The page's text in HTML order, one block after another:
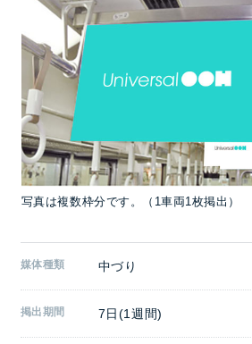
写真は複数枠分です。（1車両1枚掲出）
媒体種類 中づり
掲出期間 7日(1週間)